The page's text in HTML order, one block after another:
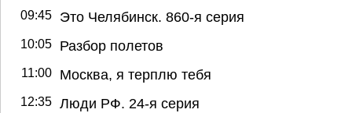
09:45 Это Челябинск. 860-я серия
10:05 Разбор полетов
11:00 Москва, я терплю тебя
12:35 Люди РФ. 24-я серия